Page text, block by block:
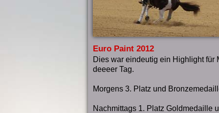
Euro Paint 2012
Dies war eindeutig ein Highlight für
deeeer Tag.
Morgens 3. Platz und
Nachmittags 1. Platz Goldmedaille